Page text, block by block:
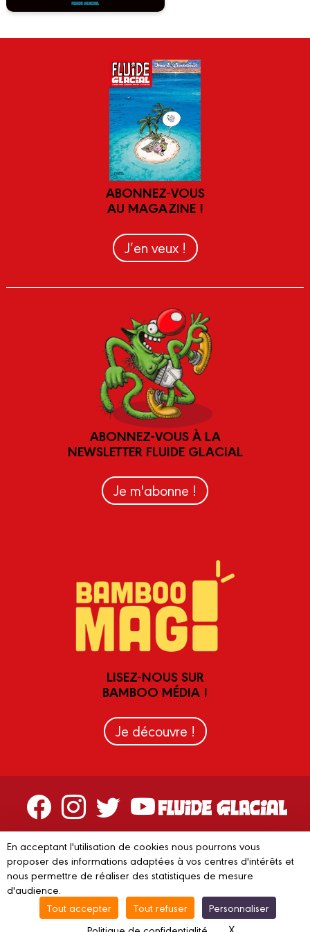
ABONNEZ-VOUS
AU MAGAZINE !
J’en veux !
ABONNEZ-VOUS À LA
NEWSLETTER FLUIDE GLACIAL
Je m'abonne !
LISEZ-NOUS SUR
BAMBOO MÉDIA !
Je découvre !
Contactez-nous
Devenir partenaire
© 2023 FLUIDE GLACIAL Mentions légales C.G.V.
Conditions
En acceptant l'utilisation de cookies nous pourrons vous
proposer des informations adaptées à vos centres d'intérêts et
nous permettre de réaliser des statistiques de mesure
d'audience.
Tout accepter
Tout refuser
Personnaliser